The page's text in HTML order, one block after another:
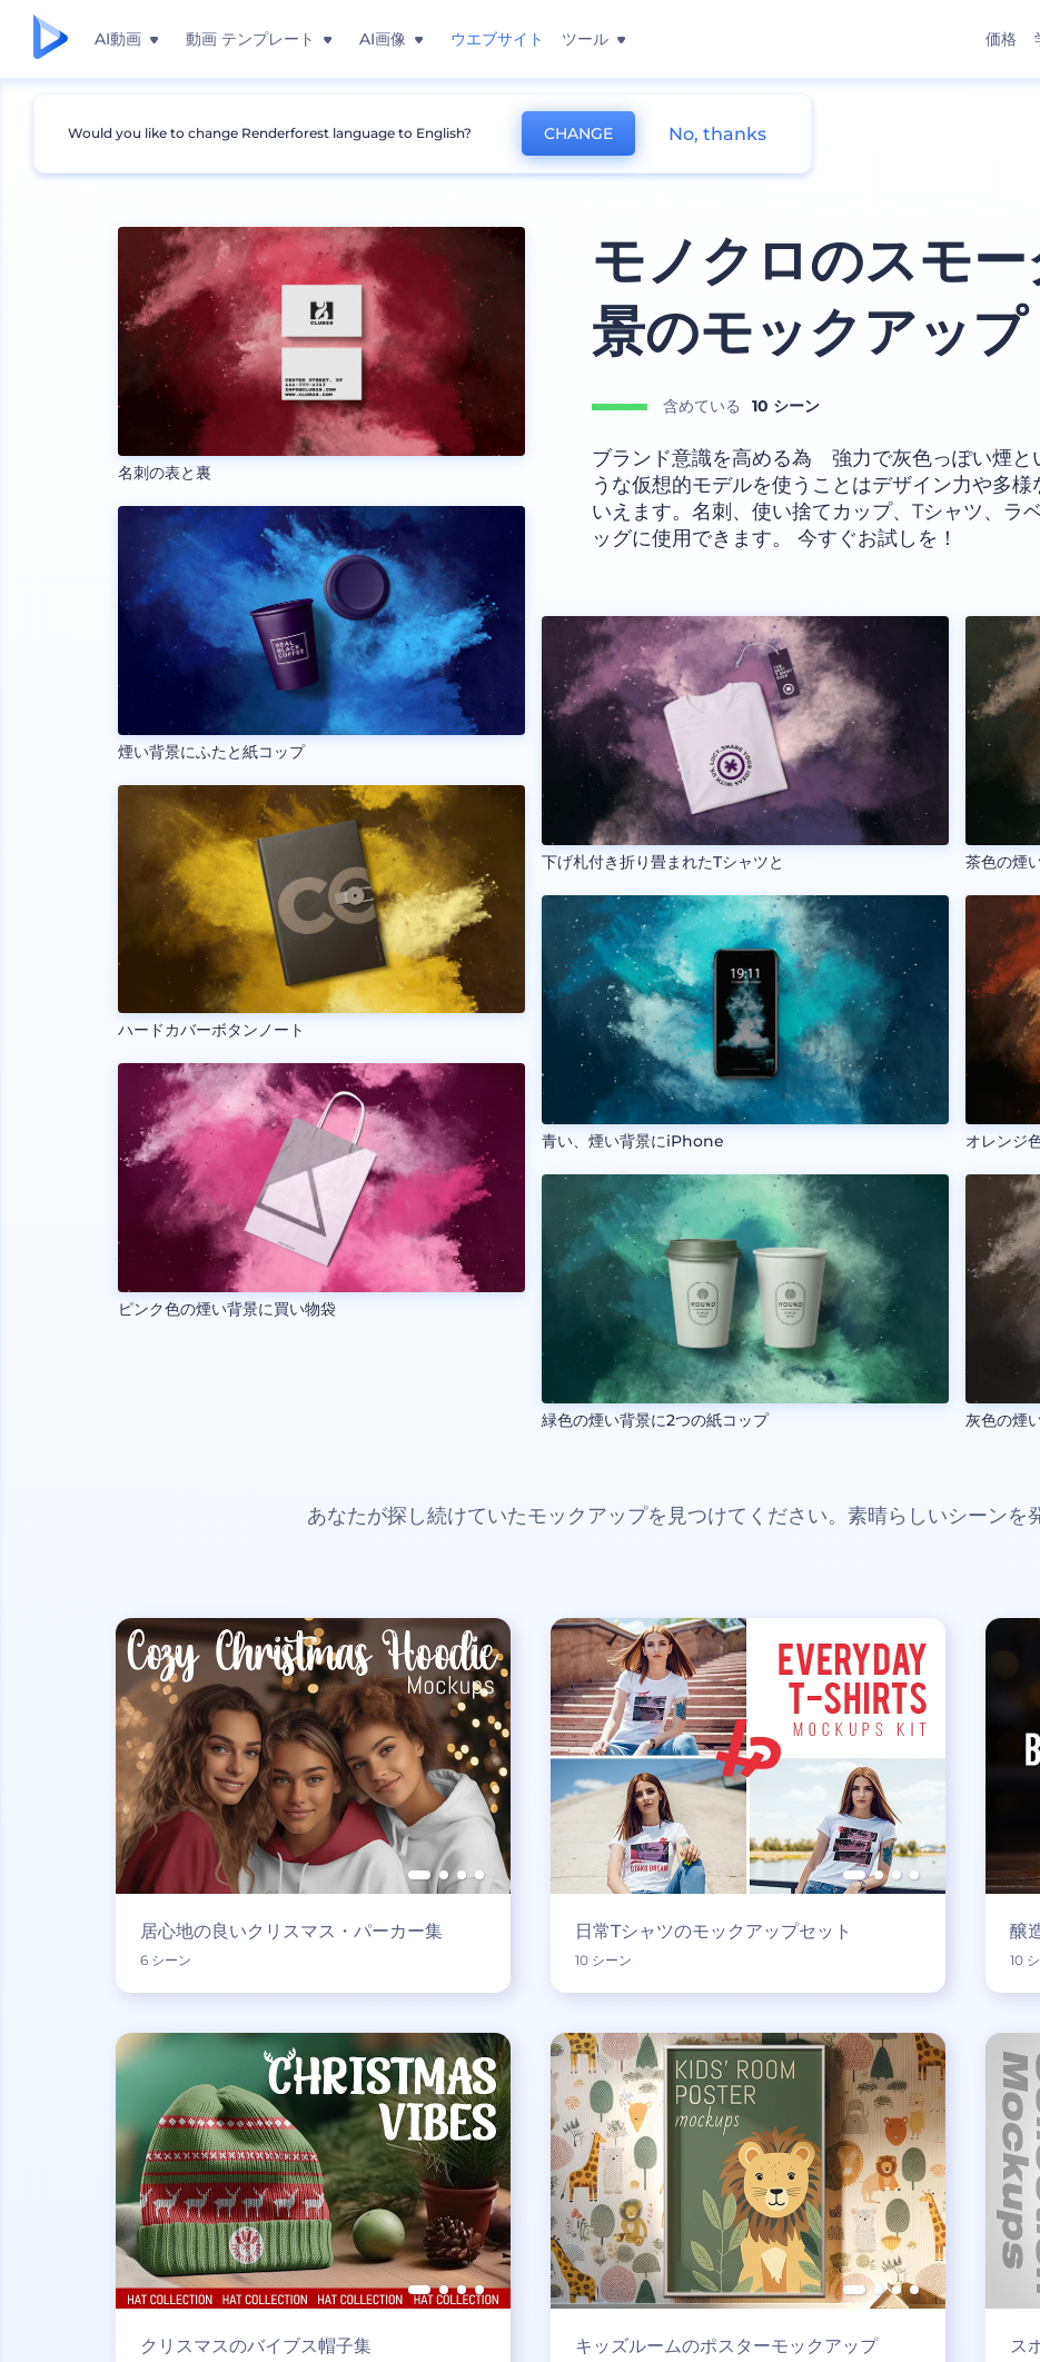
AI動画 動画 テンプレート AI画像 ウエブサイト ツール 価格
モックアップ ブランディング その他のブランディング モックアップ
名刺の表と裏
煙い背景にふたと紙コップ
ハードカバーボタンノート
ピンク色の煙い背景に買い物袋
モノクロのスモ
景のモックアップ
含めている 10 シーン
ブランド意識を高める為 強力で灰色っぽい煙と
うな仮想的モデルを使うことはデザイン力や多
いえます。名刺、使い捨てカップ、Tシャツ、ラ
ッグに使用できます。 今すぐお試しを！
下げ札付き折り畳まれたTシャツと
青い、煙い背景にiPhone
緑色の煙い背景に2つの紙コップ
茶色の煙
オレンジ
灰色の煙
あなたが探し続けていたモックアップを見つけてください。素晴らしいシーンを
居心地の良いクリスマス・パーカー集
6 シーン
日常Tシャツのモックアップセット
10 シーン
醸
10
クリスマスのバイブス帽子集 キッズルームのポスターモックアップ ス
Would you like to change Renderforest language to English? CHANGE No, thanks